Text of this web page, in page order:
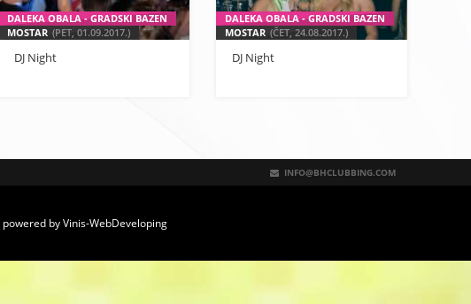
DALEKA OBALA - GRADSKI BAZEN
MOSTAR (PET, 01.09.2017.)
DJ Night
DALEKA OBALA - GRADSKI BAZEN
MOSTAR (ČET, 24.08.2017.)
DJ Night
INFO@BHCLUBBING.COM
powered byVinis-WebDeveloping